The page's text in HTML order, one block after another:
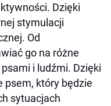
Dzięki
stymulacji
Od
go na różne
i ludźmi. Dzięki
psem, który będzie
sytuacjach